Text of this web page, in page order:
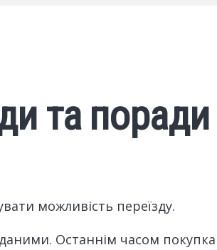
та поради
можливість переїзду.
Останнім часом покупка